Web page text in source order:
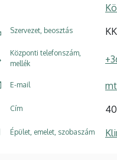
Szervezet, beosztás
Központi telefonszám,
mellék
E-mail
Cím
Épület, emelet, szobaszám